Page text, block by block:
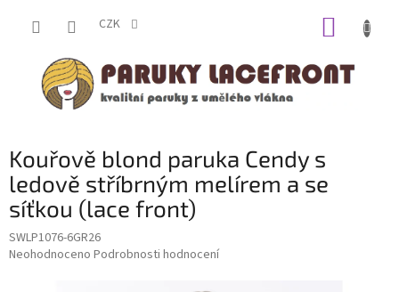
CZK
Kouřově blond paruka Cendy s
ledově stříbrným melírem a se
síťkou (lace front)
SWLP1076-6GR26
Průměrné
Neohodnoceno Podrobnosti hodnocení